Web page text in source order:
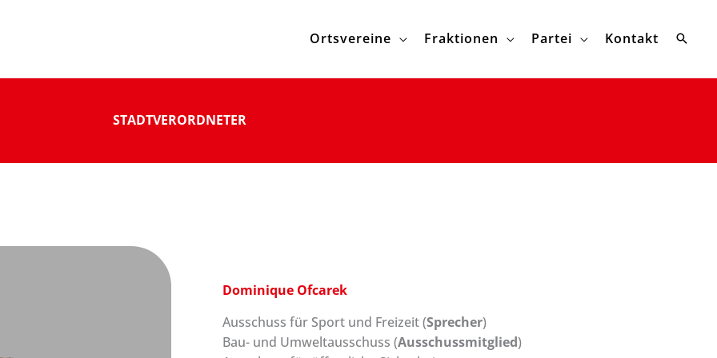
Ortsvereine Fraktionen Partei Kontakt
STADTVERORDNETER
Dominique Ofcarek
Ausschuss für Sport und Freizeit (Sprecher)
Bau- und Umweltausschuss (Ausschussmitglied)